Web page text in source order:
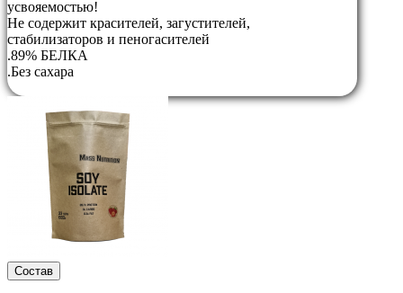
усвояемостью!
Не содержит красителей, загустителей,
стабилизаторов и пеногасителей
.89% БЕЛКА
.Без сахара
Состав